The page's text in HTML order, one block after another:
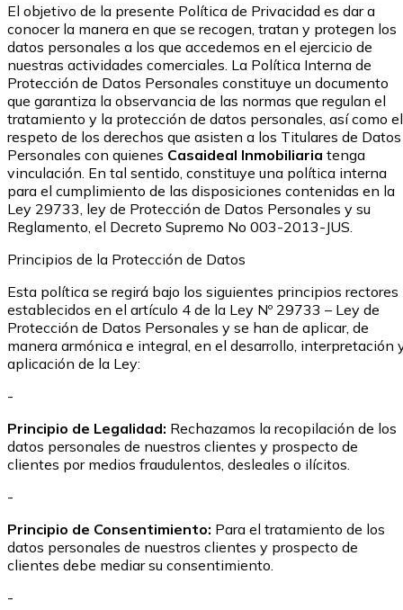
El objetivo de la presente Política de Privacidad es dar a
conocer la manera en que se recogen, tratan y protegen los
datos personales a los que accedemos en el ejercicio de
nuestras actividades comerciales. La Política Interna de
Protección de Datos Personales constituye un documento
que garantiza la observancia de las normas que regulan el
tratamiento y la protección de datos personales, así como el
respeto de los derechos que asisten a los Titulares de Datos
Personales con quienes Casaideal Inmobiliaria tenga
vinculación. En tal sentido, constituye una política interna
para el cumplimiento de las disposiciones contenidas en la
Ley 29733, ley de Protección de Datos Personales y su
Reglamento, el Decreto Supremo No 003-2013-JUS.
Principios de la Protección de Datos
Esta política se regirá bajo los siguientes principios rectores
establecidos en el artículo 4 de la Ley Nº 29733 – Ley de
Protección de Datos Personales y se han de aplicar, de
manera armónica e integral, en el desarrollo, interpretación
aplicación de la Ley:
-
Principio de Legalidad: Rechazamos la recopilación de los
datos personales de nuestros clientes y prospecto de
clientes por medios fraudulentos, desleales o ilícitos.
-
Principio de Consentimiento: Para el tratamiento de los
datos personales de nuestros clientes y prospecto de
clientes debe mediar su consentimiento.
-